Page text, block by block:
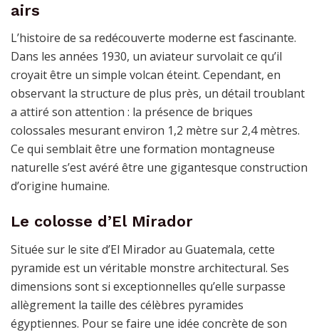
airs
L’histoire de sa redécouverte moderne est fascinante.
Dans les années 1930, un aviateur survolait ce qu’il
croyait être un simple volcan éteint. Cependant, en
observant la structure de plus près, un détail troublant
a attiré son attention : la présence de briques
colossales mesurant environ 1,2 mètre sur 2,4 mètres.
Ce qui semblait être une formation montagneuse
naturelle s’est avéré être une gigantesque construction
d’origine humaine.
Le colosse d’El Mirador
Située sur le site d’El Mirador au Guatemala, cette
pyramide est un véritable monstre architectural. Ses
dimensions sont si exceptionnelles qu’elle surpasse
allègrement la taille des célèbres pyramides
égyptiennes. Pour se faire une idée concrète de son